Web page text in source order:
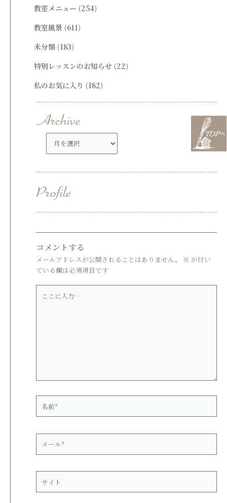
教室メニュー (254)
教室風景 (611)
未分類 (183)
特別レッスンのお知らせ (22)
私のお気に入り (182)
カ
ブ
コメントする
メールアドレスが公開されることはありません。 ※ が付い
ている欄は必須項目です
前
*